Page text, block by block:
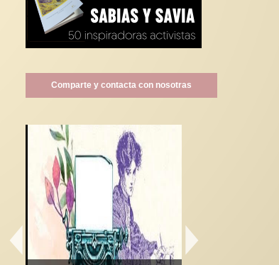
Comparte y contacta con nosotras